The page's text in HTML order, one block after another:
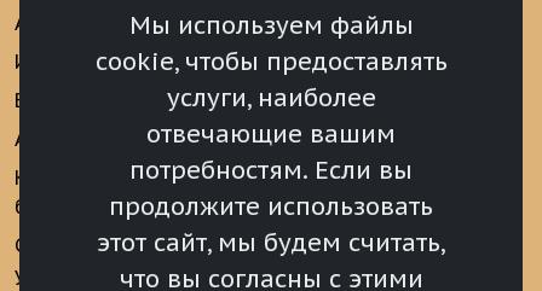
Мы используем файлы
cookie, чтобы предоставлять
услуги, наиболее
отвечающие вашим
потребностям. Если вы
продолжите использовать
этот сайт, мы будем считать,
что вы согласны с этими
Анонсы
Интервью
Видеоматериалы
Аккредитация
Конкурс «Хрустальный
барс»
Сведения о СМИ
учрежденных ВС РХ
аналитические
материалы
Реализация Послания
Президента РФ
Федеральному
Собранию РФ
Местное
самоуправление
Финансы